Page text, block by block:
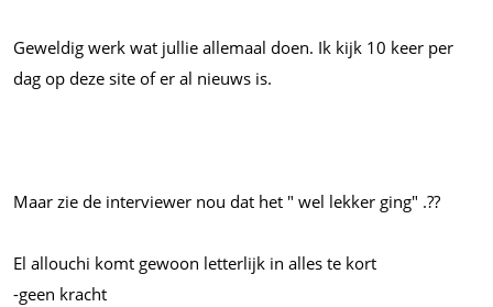
Geweldig werk wat jullie allemaal doen. Ik kijk 10 keer per
dag op deze site of er al nieuws is.
Maar zie de interviewer nou dat het " wel lekker ging" .??
El allouchi komt gewoon letterlijk in alles te kort
-geen kracht